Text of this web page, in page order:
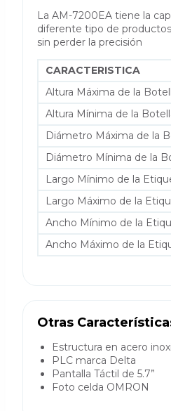
La AM-7200EA tiene la
diferente tipo de
sin perder la precisión
CARACTERISTICA
Altura Máxima de la
Altura Mínima de la
Diámetro Máxima de la
Diámetro Mínima de la
Largo Mínimo de la
Largo Máximo de la
Ancho Mínimo de la
Ancho Máximo de la
Otras
Estructura en acero
PLC marca Delta
Pantalla Táctil de 5.7”
Foto celda OMRON